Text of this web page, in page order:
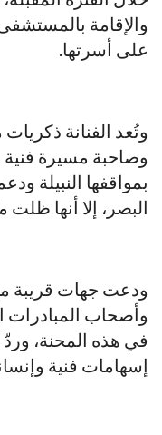
والإقامة
على أسرتها.
وتُعد الفنانة
وصاحبة مسيرة
بمواقفها النبيلة
البصر، إلا أنها ظلت
ودعت جهات قريبة
وأصحاب المبادرات
في هذه المحنة،
إسهامات فنية